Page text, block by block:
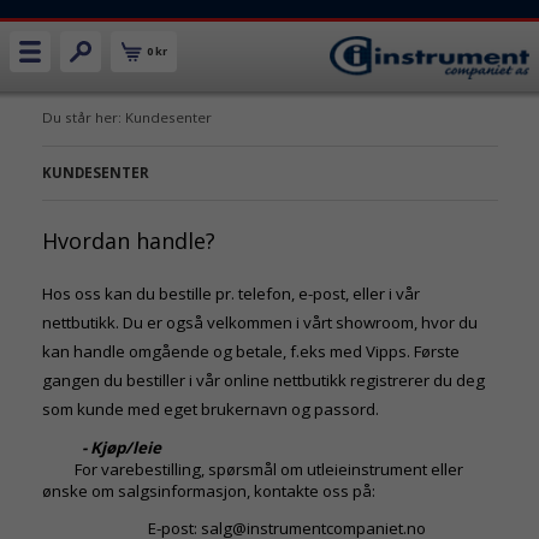
0 kr
Du står her: Kundesenter
KUNDESENTER
Hvordan handle?
Hos oss kan du bestille pr. telefon, e-post, eller i vår
nettbutikk. Du er også velkommen i vårt showroom, hvor du
kan handle omgående og betale, f.eks med Vipps. Første
gangen du bestiller i vår online nettbutikk registrerer du deg
som kunde med eget brukernavn og passord.
- Kjøp/leie
For varebestilling, spørsmål om utleieinstrument eller
ønske om salgsinformasjon, kontakte oss på:
E-post: salg@instrumentcompaniet.no